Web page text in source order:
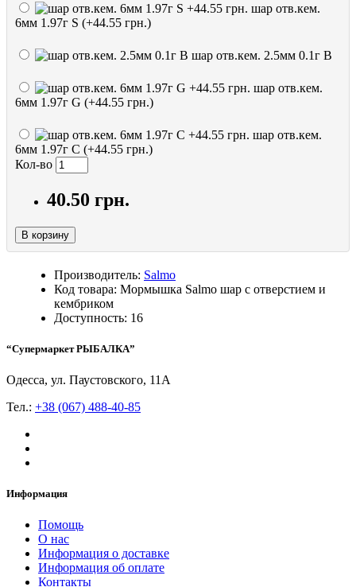
шар отв.кем.
6мм 1.97г S (+44.55 грн.)
шар отв.кем. 2.5мм 0.1г B
шар отв.кем.
6мм 1.97г G (+44.55 грн.)
шар отв.кем.
6мм 1.97г C (+44.55 грн.)
Кол-во
40.50 грн.
В корзину
Производитель: Salmo
Код товара: Мормышка Salmo шар с отверстием и
кембриком
Доступность: 16
“Супермаркет РЫБАЛКА”
Одесса, ул. Паустовского, 11А
Тел.: +38 (067) 488-40-85
Информация
Помощь
О нас
Информация о доставке
Информация об оплате
Контакты